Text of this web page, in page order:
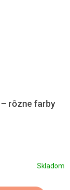
rôzne farby
Skladom